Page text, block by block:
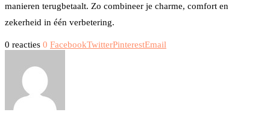
manieren terugbetaalt. Zo combineer je charme, comfort en
zekerheid in één verbetering.
0 reacties 0 FacebookTwitterPinterestEmail